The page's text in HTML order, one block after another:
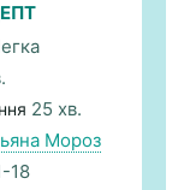
25 хв.
Мороз
18